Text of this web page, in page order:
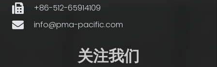
+86-512-65914109
info@pma-pacific.com
关注我们